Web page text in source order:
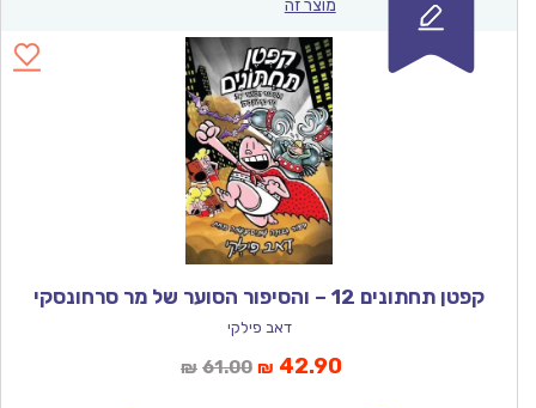
מוצר זה
קפטן תחתונים 12 – והסיפור הסוער של מר סרחונסקי
דאב פילקי
₪ 61.00המחיר
₪ 42.90המחיר